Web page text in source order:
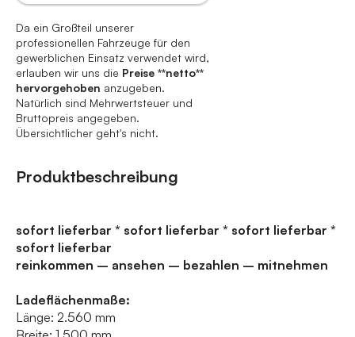
Da ein Großteil unserer
professionellen Fahrzeuge für den
gewerblichen Einsatz verwendet wird,
erlauben wir uns die Preise **netto**
hervorgehoben anzugeben.
Natürlich sind Mehrwertsteuer und
Bruttopreis angegeben.
Übersichtlicher geht's nicht.
Produktbeschreibung
sofort lieferbar * sofort lieferbar * sofort lieferbar *
sofort lieferbar
reinkommen – ansehen – bezahlen – mitnehmen
Ladeflächenmaße:
Länge: 2.560 mm